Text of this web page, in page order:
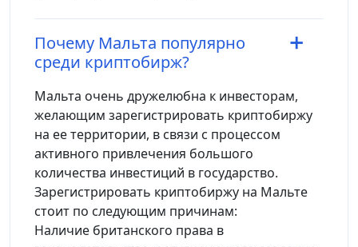
Почему Мальта популярно
среди криптобирж?
Мальта очень дружелюбна к инвесторам,
желающим зарегистрировать криптобиржу
на ее территории, в связи с процессом
активного привлечения большого
количества инвестиций в государство.
Зарегистрировать криптобиржу на Мальте
стоит по следующим причинам:
Наличие британского права в